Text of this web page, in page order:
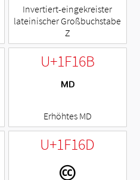
Invertiert-eingekreister
lateinischer Großbuchstabe
Z
U+1F16B
🅫
Erhöhtes MD
U+1F16D
🅭